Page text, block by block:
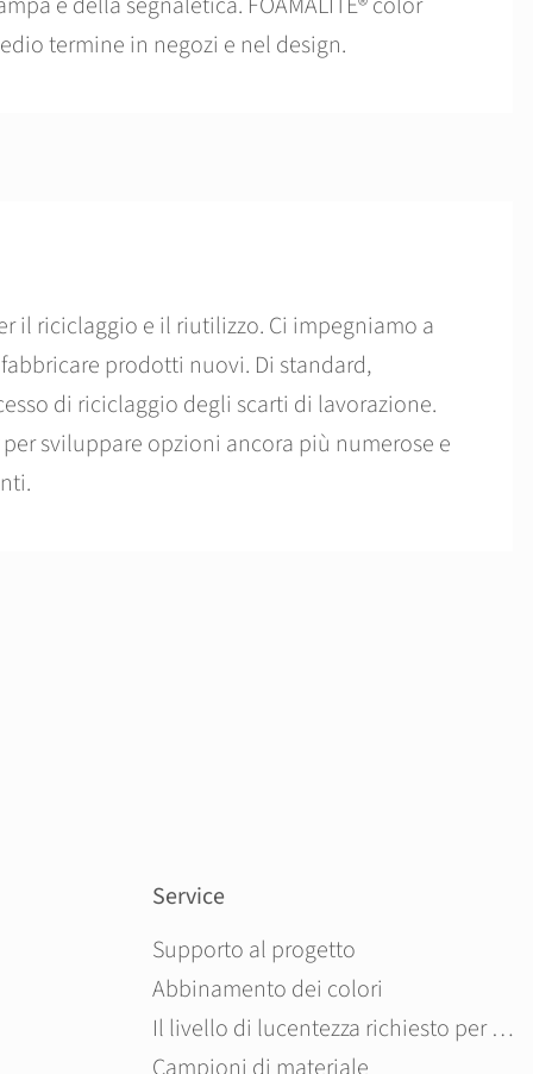
termine in negozi e nel design.
il riciclaggio e il riutilizzo. Ci impegniamo a
prodotti nuovi. Di standard,
di riciclaggio degli scarti di lavorazione.
sviluppare opzioni ancora più numerose e
Service
Salta la navigazione
Supporto al progetto
Abbinamento dei colori
Il livello di lucentezza richiesto per il pannello in composito di alluminio